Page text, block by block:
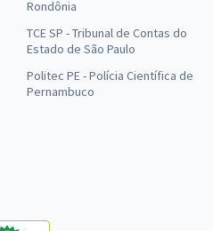
Rondônia
TCE SP - Tribunal de Contas do
Estado de São Paulo
Politec PE - Polícia Científica de
Pernambuco